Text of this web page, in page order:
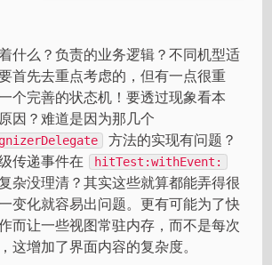
什么？负责的业务逻辑？不同机型适
首先去重点考虑的，但有一点很重
个完善的状态机！要透过现象看本
因？难道是因为那几个
方法的实现有问题？
传递事件在
hitTest:withEvent:
杂没理清？其实这些就算都能弄得很
变化就容易出问题。更有可能为了快
而让一些视图常驻内存，而不是每次
这增加了界面内容的复杂度。